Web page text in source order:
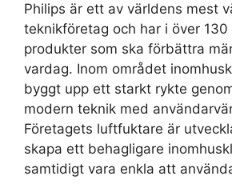
Philips är ett av världens mest
teknikföretag och har i över
produkter som ska förbättra
vardag. Inom området
byggt upp ett starkt rykte
modern teknik med
Företagets luftfuktare är
skapa ett behagligare
samtidigt vara enkla att